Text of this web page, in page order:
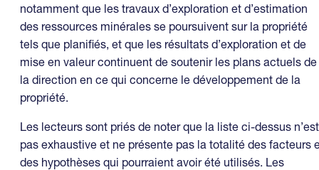
notamment que les travaux d’exploration et d’estimation
des ressources minérales se poursuivent sur la propriété
tels que planifiés, et que les résultats d’exploration et de
mise en valeur continuent de soutenir les plans actuels de
la direction en ce qui concerne le développement de la
propriété.
Les lecteurs sont priés de noter que la liste ci-dessus n’est
pas exhaustive et ne présente pas la totalité des facteurs
des hypothèses qui pourraient avoir été utilisés. Les